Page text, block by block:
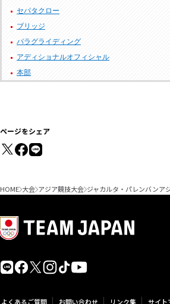
セパタクロー
ブリッジ
パラグライディング
アディショナルオフィシャル
本部
ページをシェア
HOME 大会 アジア競技大会 ジャカルタ・パレンバンア
よくあるご質問 お問い合わせ リンク集 サイト